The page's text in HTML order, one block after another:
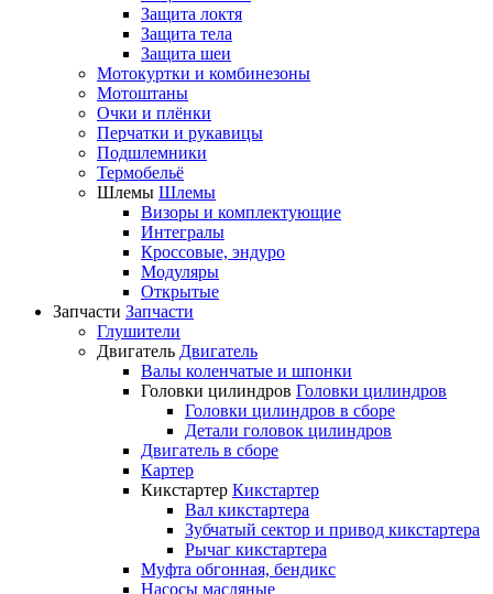
Защита локтя
Защита тела
Защита шеи
Мотокуртки и комбинезоны
Мотоштаны
Очки и плёнки
Перчатки и рукавицы
Подшлемники
Термобельё
Шлемы Шлемы
Визоры и комплектующие
Интегралы
Кроссовые, эндуро
Модуляры
Открытые
Запчасти Запчасти
Глушители
Двигатель Двигатель
Валы коленчатые и шпонки
Головки цилиндров Головки цилиндров
Головки цилиндров в сборе
Детали головок цилиндров
Двигатель в сборе
Картер
Кикстартер Кикстартер
Вал кикстартера
Зубчатый сектор и привод кикстартера
Рычаг кикстартера
Муфта обгонная, бендикс
Насосы масляные